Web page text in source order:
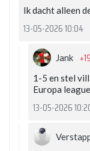
Ik dacht alleen
13-05-2026 10:04
Jank
1-5 en stel
Europa
13-05-2026